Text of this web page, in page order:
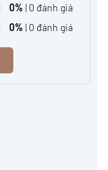
0% | 0 đánh giá
0% | 0 đánh giá